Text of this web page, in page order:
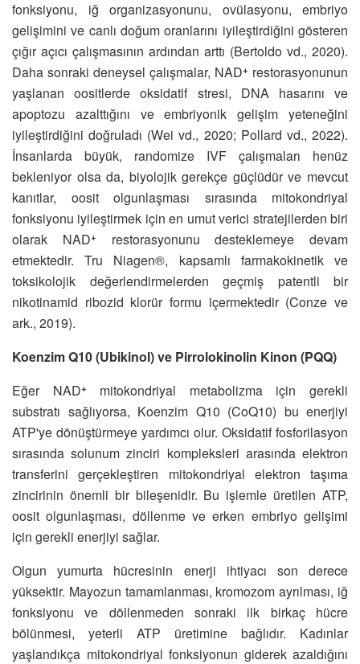
fonksiyonu, iğ organizasyonunu, ovülasyonu, embriyo
gelişimini ve canlı doğum oranlarını iyileştirdiğini gösteren
çığır açıcı çalışmasının ardından arttı (Bertoldo vd., 2020).
Daha sonraki deneysel çalışmalar, NAD⁺ restorasyonunun
yaşlanan oositlerde oksidatif stresi, DNA hasarını ve
apoptozu azalttığını ve embriyonik gelişim yeteneğini
iyileştirdiğini doğruladı (Wei vd., 2020; Pollard vd., 2022).
İnsanlarda büyük, randomize IVF çalışmaları henüz
bekleniyor olsa da, biyolojik gerekçe güçlüdür ve mevcut
kanıtlar, oosit olgunlaşması sırasında mitokondriyal
fonksiyonu iyileştirmek için en umut verici stratejilerden biri
olarak NAD⁺ restorasyonunu desteklemeye devam
etmektedir. Tru Niagen®, kapsamlı farmakokinetik ve
toksikolojik değerlendirmelerden geçmiş patentli bir
nikotinamid ribozid klorür formu içermektedir (Conze ve
ark., 2019).
Koenzim Q10 (Ubikinol) ve Pirrolokinolin Kinon (PQQ)
Eğer NAD⁺ mitokondriyal metabolizma için gerekli
substratı sağlıyorsa, Koenzim Q10 (CoQ10) bu enerjiyi
ATP'ye dönüştürmeye yardımcı olur. Oksidatif fosforilasyon
sırasında solunum zinciri kompleksleri arasında elektron
transferini gerçekleştiren mitokondriyal elektron taşıma
zincirinin önemli bir bileşenidir. Bu işlemle üretilen ATP,
oosit olgunlaşması, döllenme ve erken embriyo gelişimi
için gerekli enerjiyi sağlar.
Olgun yumurta hücresinin enerji ihtiyacı son derece
yüksektir. Mayozun tamamlanması, kromozom ayrılması, iğ
fonksiyonu ve döllenmeden sonraki ilk birkaç hücre
bölünmesi, yeterli ATP üretimine bağlıdır. Kadınlar
yaşlandıkça mitokondriyal fonksiyonun giderek azaldığını